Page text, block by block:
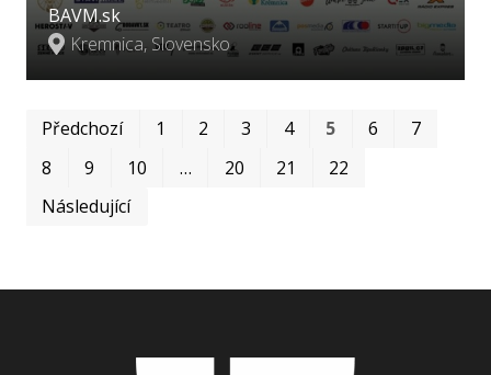
Kremnica, Slovensko
BAVM.sk
Předchozí 1 2 3 4 5 6
7
8
9 10 … 20 21
22
Následující